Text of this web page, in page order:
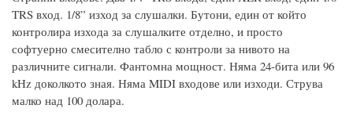
TRS вход. 1/8” изход за слушалки. Бутони, един от който
контролира изхода за слушалките отделно, и просто
софтуерно смесително табло с контроли за нивото на
различните сигнали. Фантомна мощност. Няма 24-бита или 96
kHz доколкото зная. Няма MIDI входове или изходи. Струва
малко над 100 долара.